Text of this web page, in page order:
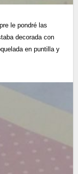
le pondré las
decorada con
en puntilla y